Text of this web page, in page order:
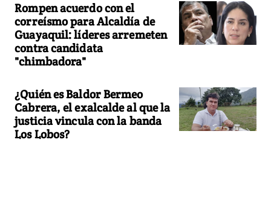
Rompen acuerdo con el
correísmo para Alcaldía de
Guayaquil: líderes arremeten
contra candidata
"chimbadora"
¿Quién es Baldor Bermeo
Cabrera, el exalcalde al que la
justicia vincula con la banda
Los Lobos?